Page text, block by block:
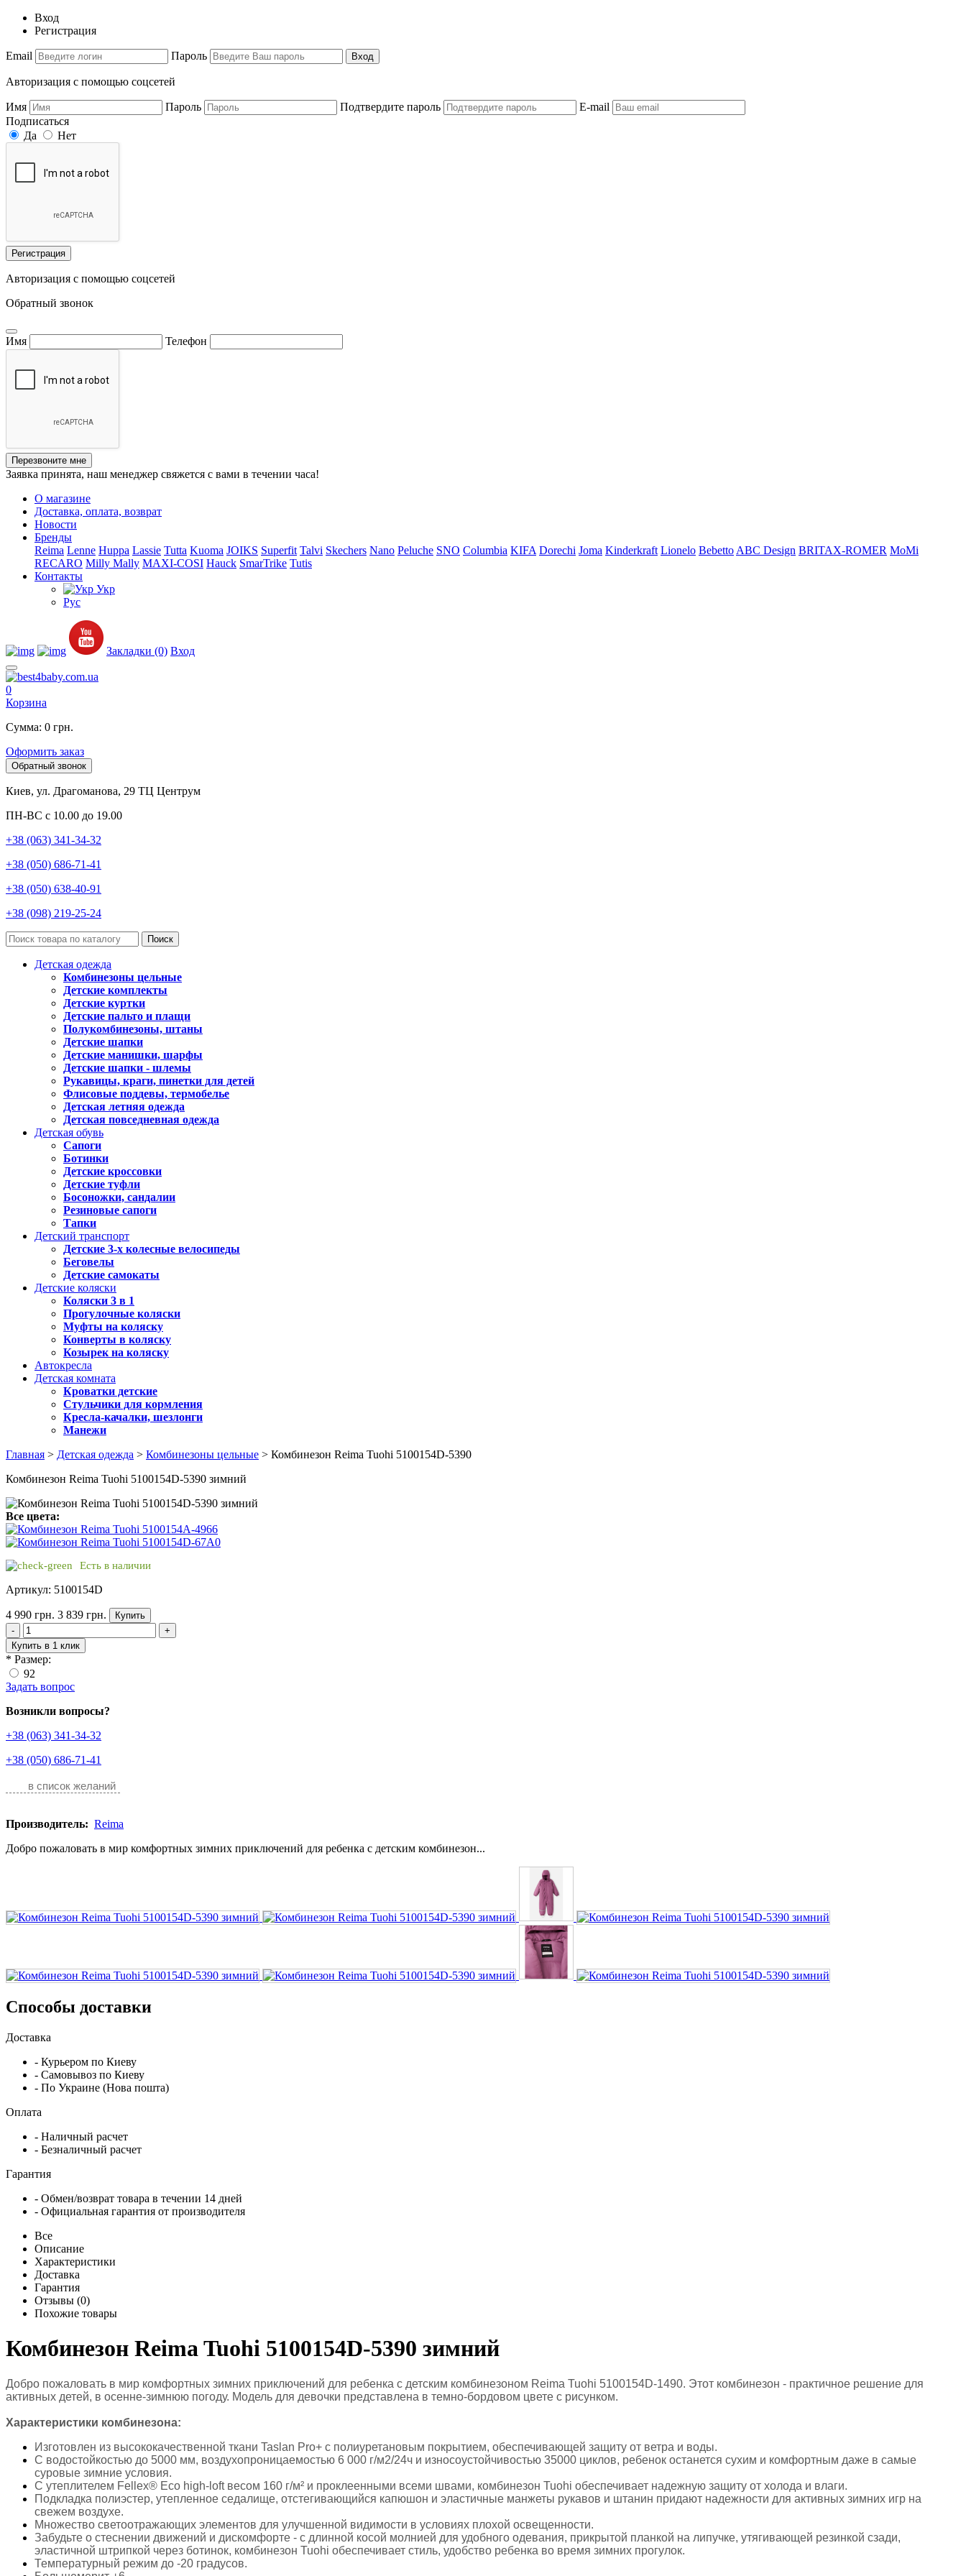
Вход
Регистрация
Email Пароль Вход
Авторизация с помощью соцсетей
Имя Пароль Подтвердите пароль
E-mail
Подписаться
Да
Нет
Регистрация
Авторизация с помощью соцсетей
Обратный звонок
Имя Телефон
Перезвоните мне
Заявка принята, наш менеджер свяжется с вами в течении часа!
О магазине
Доставка, оплата, возврат
Новости
Бренды
Reima Lenne Huppa Lassie Tutta Kuoma JOIKS Superfit Talvi Skechers Nano Peluche SNO Columbia KIFA Dorechi Joma Kinderkraft Lionelo Bebetto ABC Design BRITAX-ROMER MoMi
RECARO Milly Mally MAXI-COSI Hauck SmarTrike Tutis
Контакты
Укр
Рус
Закладки (0) Вход
0
Корзина
Сумма: 0 грн.
Оформить заказ
Обратный звонок
Киев, ул. Драгоманова, 29 ТЦ Центрум
ПН-ВС с 10.00 до 19.00
+38 (063) 341-34-32
+38 (050) 686-71-41
+38 (050) 638-40-91
+38 (098) 219-25-24
Поиск
Детская одежда
Комбинезоны цельные
Детские комплекты
Детские куртки
Детские пальто и плащи
Полукомбинезоны, штаны
Детские шапки
Детские манишки, шарфы
Детские шапки - шлемы
Рукавицы, краги, пинетки для детей
Флисовые поддевы, термобелье
Детская летняя одежда
Детская повседневная одежда
Детская обувь
Сапоги
Ботинки
Детские кроссовки
Детские туфли
Босоножки, сандалии
Резиновые сапоги
Тапки
Детский транспорт
Детские 3-х колесные велосипеды
Беговелы
Детские самокаты
Детские коляски
Коляски 3 в 1
Прогулочные коляски
Муфты на коляску
Конверты в коляску
Козырек на коляску
Автокресла
Детская комната
Кроватки детские
Стульчики для кормления
Кресла-качалки, шезлонги
Манежи
Главная > Детская одежда > Комбинезоны цельные > Комбинезон Reima Tuohi 5100154D-5390
Комбинезон Reima Tuohi 5100154D-5390 зимний
Все цвета:
Есть в наличии
Артикул: 5100154D
4 990 грн. 3 839 грн.
Купить
-
+
Купить в 1 клик
* Размер:
92
Задать вопрос
Возникли вопросы?
+38 (063) 341-34-32
+38 (050) 686-71-41
в список желаний
Производитель: Reima
Добро пожаловать в мир комфортных зимних приключений для ребенка с детским комбинезон...
Способы доставки
Доставка
- Курьером по Киеву
- Самовывоз по Киеву
- По Украине (Нова пошта)
Оплата
- Наличный расчет
- Безналичный расчет
Гарантия
- Обмен/возврат товара в течении 14 дней
- Официальная гарантия от производителя
Все
Описание
Характеристики
Доставка
Гарантия
Отзывы (0)
Похожие товары
Комбинезон Reima Tuohi 5100154D-5390 зимний
Добро пожаловать в мир комфортных зимних приключений для ребенка с детским комбинезоном Reima Tuohi 5100154D-1490. Этот комбинезон - практичное решение для
активных детей, в осенне-зимнюю погоду. Модель для девочки представлена в темно-бордовом цвете с рисунком.
Характеристики комбинезона:
Изготовлен из высококачественной ткани Taslan Pro+ с полиуретановым покрытием, обеспечивающей защиту от ветра и воды.
С водостойкостью до 5000 мм, воздухопроницаемостью 6 000 г/м2/24ч и износоустойчивостью 35000 циклов, ребенок останется сухим и комфортным даже в самые
суровые зимние условия.
С утеплителем Fellex® Eco high-loft весом 160 г/м² и проклеенными всеми швами, комбинезон Tuohi обеспечивает надежную защиту от холода и влаги.
Подкладка полиэстер, утепленное седалище, отстегивающийся капюшон и эластичные манжеты рукавов и штанин придают надежности для активных зимних игр на
свежем воздухе.
Множество светоотражающих элементов для улучшенной видимости в условиях плохой освещенности.
Забудьте о стеснении движений и дискомфорте - с длинной косой молнией для удобного одевания, прикрытой планкой на липучке, утягивающей резинкой сзади,
эластичной штрипкой через ботинок, комбинезон Tuohi обеспечивает стиль, удобство ребенка во время зимних прогулок.
Температурный режим до -20 градусов.